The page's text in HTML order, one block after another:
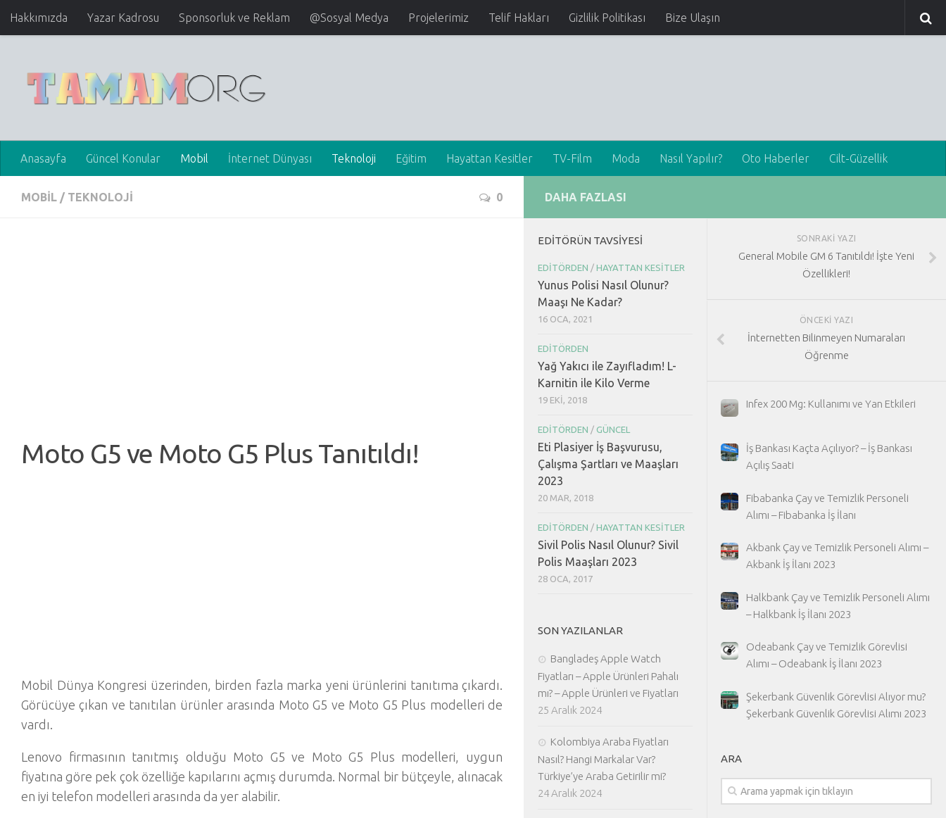
Hakkımızda Yazar Kadrosu Sponsorluk ve Reklam @Sosyal Medya Projelerimiz Telif Hakları Gizlilik Politikası Bize Ulaşın
Anasayfa Güncel Konular Mobil İnternet Dünyası Teknoloji Eğitim Hayattan Kesitler TV-Film Moda Nasıl Yapılır? Oto Haberler Cilt-Güzellik
MOBIL / TEKNOLOJI 0
Moto G5 ve Moto G5 Plus Tanıtıldı!
Mobil Dünya Kongresi üzerinden, birden fazla marka yeni ürünlerini tanıtıma çıkardı.
Görücüye çıkan ve tanıtılan ürünler arasında Moto G5 ve Moto G5 Plus modelleri de
vardı.
Lenovo firmasının tanıtmış olduğu Moto G5 ve Moto G5 Plus modelleri, uygun
fiyatına göre pek çok özelliğe kapılarını açmış durumda. Normal bir bütçeyle, alınacak
en iyi telefon modelleri arasında da yer alabilir.
SONRAKI YAZI
General Mobile GM 6 Tanıtıldı! İşte Yeni
Özellikleri!
ÖNCEKI YAZI
İnternetten Bilinmeyen Numaraları
Öğrenme
Infex 200 Mg: Kullanımı ve Yan Etkileri
İş Bankası Kaçta Açılıyor? – İş Bankası
Açılış Saati
Fibabanka Çay ve Temizlik Personeli
Alımı – Fibabanka İş İlanı
Akbank Çay ve Temizlik Personeli Alımı –
Akbank İş İlanı 2023
Halkbank Çay ve Temizlik Personeli Alımı
– Halkbank İş İlanı 2023
Odeabank Çay ve Temizlik Görevlisi
Alımı – Odeabank İş İlanı 2023
Şekerbank Güvenlik Görevlisi Alıyor mu?
Şekerbank Güvenlik Görevlisi Alımı 2023
ARA
DAHA FAZLASI
EDITÖRÜN TAVSIYESI
EDITÖRDEN / HAYATTAN KESITLER
Yunus Polisi Nasıl Olunur?
Maaşı Ne Kadar?
16 OCA, 2021
EDITÖRDEN
Yağ Yakıcı ile Zayıfladım! L-
Karnitin ile Kilo Verme
19 EKI, 2018
EDITÖRDEN / GÜNCEL
Eti Plasiyer İş Başvurusu,
Çalışma Şartları ve Maaşları
2023
20 MAR, 2018
EDITÖRDEN / HAYATTAN KESITLER
Sivil Polis Nasıl Olunur? Sivil
Polis Maaşları 2023
28 OCA, 2017
SON YAZILANLAR
Bangladeş Apple Watch
Fiyatları – Apple Ürünleri Pahalı
mı? – Apple Ürünleri ve Fiyatları
25 Aralık 2024
Kolombiya Araba Fiyatları
Nasıl? Hangi Markalar Var?
Türkiye’ye Araba Getirilir mi?
24 Aralık 2024